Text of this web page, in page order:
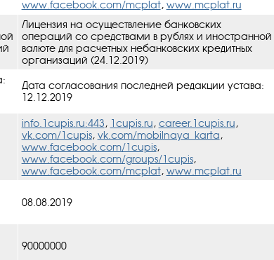
www.facebook.com/mcplat, www.mcplat.ru
Лицензия на осуществление банковских
операций со средствами в рублях и иностранной
валюте для расчетных небанковских кредитных
организаций (24.12.2019)
Дата согласования последней редакции устава:
12.12.2019
info.1cupis.ru:443, 1cupis.ru, career.1cupis.ru,
vk.com/1cupis, vk.com/mobilnaya_karta,
www.facebook.com/1cupis,
www.facebook.com/groups/1cupis,
www.facebook.com/mcplat, www.mcplat.ru
08.08.2019
90000000